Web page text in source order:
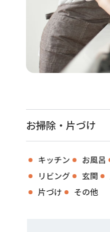
お掃除・片づけ
キッチン お風呂
リビング
玄関
片づけ
その他